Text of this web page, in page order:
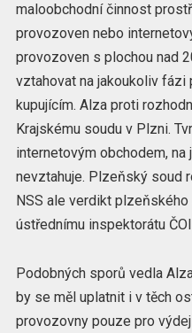
maloobchodní činnost
provozoven nebo
provozoven s plochou nad
vztahovat na jakoukoliv
kupujícím. Alza proti
Krajskému soudu v Plzni.
internetovým obchodem,
nevztahuje. Plzeňský soud
NSS ale verdikt
ústřednímu inspektorátu
Podobných sporů vedla
by se měl uplatnit i v těch
provozovny pouze pro